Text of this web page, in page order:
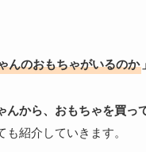
んのおもちゃがいるのか 」
んから、おもちゃを買っ
紹介していきます。